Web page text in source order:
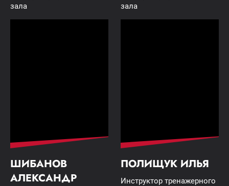
зала
зала
ШИБАНОВ
АЛЕКСАНДР
ПОЛИЩУК ИЛЬЯ
Инструктор тренажерного